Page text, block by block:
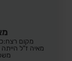
מקום
מאיה ז"ל